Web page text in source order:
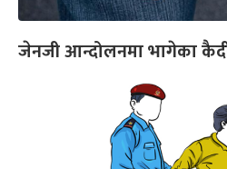
जेनजी आन्दोलनमा भागेका